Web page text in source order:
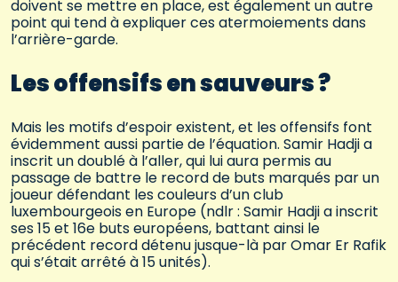
doivent se mettre en place, est également un autre
point qui tend à expliquer ces atermoiements dans
l’arrière-garde.
Les offensifs en sauveurs ?
Mais les motifs d’espoir existent, et les offensifs font
évidemment aussi partie de l’équation. Samir Hadji a
inscrit un doublé à l’aller, qui lui aura permis au
passage de battre le record de buts marqués par un
joueur défendant les couleurs d’un club
luxembourgeois en Europe (ndlr : Samir Hadji a inscrit
ses 15 et 16e buts européens, battant ainsi le
précédent record détenu jusque-là par Omar Er Rafik
qui s’était arrêté à 15 unités).